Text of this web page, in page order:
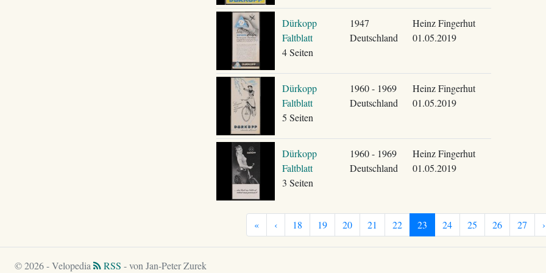
Dürkopp
Faltblatt
4 Seiten
1947
Deutschland
Heinz Fingerhut
01.05.2019
Dürkopp
Faltblatt
5 Seiten
1960 - 1969
Deutschland
Heinz Fingerhut
01.05.2019
Dürkopp
Faltblatt
3 Seiten
1960 - 1969
Deutschland
Heinz Fingerhut
01.05.2019
« ‹ 18 19 20 21 22 23 24 25 26 27 ›
© 2026 - Velopedia RSS - von Jan-Peter Zurek